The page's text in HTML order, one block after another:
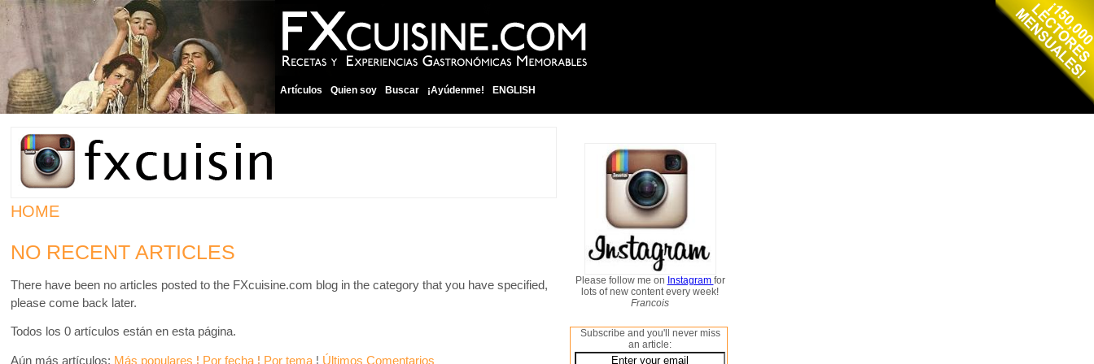
Artículos Quien soy Buscar ¡Ayúdenme! ENGLISH
HOME
NO RECENT ARTICLES
There have been no articles posted to the FXcuisine.com blog in the category that you have specified,
please come back later.
Todos los 0 artículos están en esta página.
Aún más artículos: Más populares ¦ Por fecha ¦ Por tema ¦ Últimos Comentarios
Please follow me on Instagram for
lots of new content every week!
Francois
Subscribe and you'll never miss
an article: